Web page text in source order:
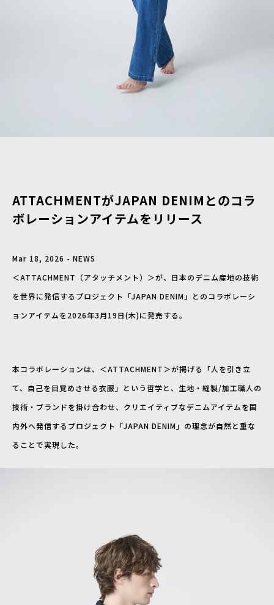
ATTACHMENTがJAPAN DENIMとのコラ
ボレーションアイテムをリリース
Mar 18, 2026 - NEWS
＜ATTACHMENT（アタッチメント）＞が、日本のデニム産地の技術
を世界に発信するプロジェクト「JAPAN DENIM」とのコラボレーシ
ョンアイテムを2026年3月19日(木)に発売する。
本コラボレーションは、＜ATTACHMENT＞が掲げる「人を引き立
て、自己を目覚めさせる衣服」という哲学と、生地・縫製/加工職人の
技術・ブランドを掛け合わせ、クリエイティブなデニムアイテムを国
内外へ発信するプロジェクト「JAPAN DENIM」の理念が自然と重な
ることで実現した。